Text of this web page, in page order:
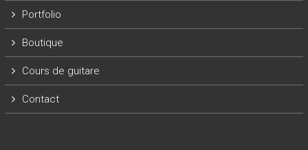
Portfolio
Boutique
Cours de guitare
Contact